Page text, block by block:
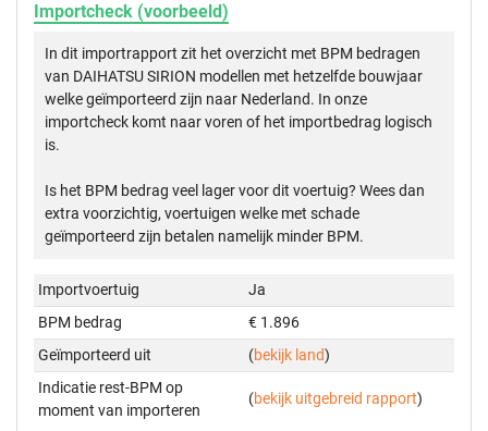
Importcheck (voorbeeld)
In dit importrapport zit het overzicht met BPM bedragen
van DAIHATSU SIRION modellen met hetzelfde bouwjaar
welke geïmporteerd zijn naar Nederland. In onze
importcheck komt naar voren of het importbedrag logisch
is.
Is het BPM bedrag veel lager voor dit voertuig? Wees dan
extra voorzichtig, voertuigen welke met schade
geïmporteerd zijn betalen namelijk minder BPM.
Importvoertuig
Ja
BPM bedrag
€ 1.896
Geïmporteerd uit
(bekijk land)
Indicatie rest-BPM op
moment van importeren
(bekijk uitgebreid rapport)